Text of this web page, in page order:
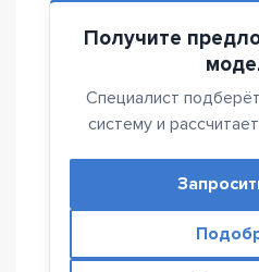
Получите
Специалист
систему и